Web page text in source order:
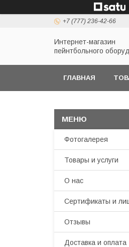
+7 (777) 236-42-66
Интернет-магазин
пейнтбольного
ГЛАВНАЯ
Фотогалерея
Товары и услуги
О нас
Сертификаты и
Отзывы
Доставка и оплата